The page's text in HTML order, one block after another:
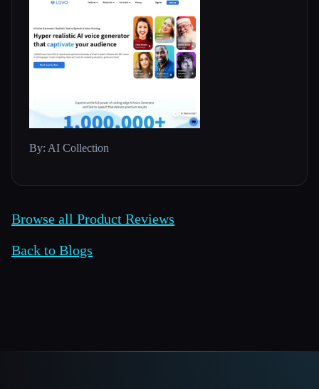
By: AI Collection
Browse all Product Reviews
Back to Blogs